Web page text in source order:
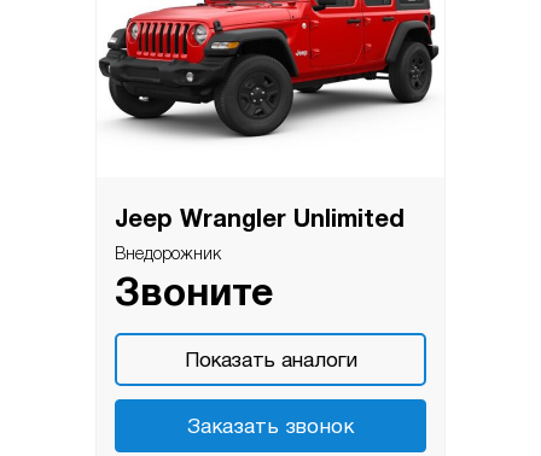
Jeep Wrangler Unlimited
Внедорожник
Звоните
Показать аналоги
Заказать звонок